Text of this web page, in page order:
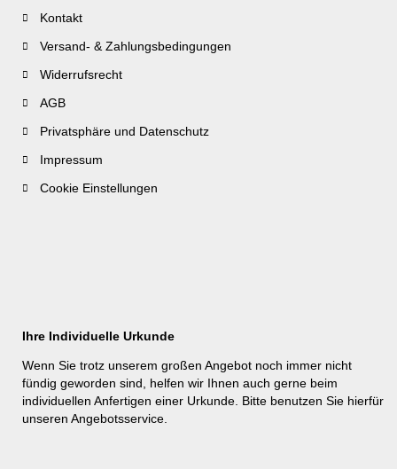
Kontakt
Versand- & Zahlungsbedingungen
Widerrufsrecht
AGB
Privatsphäre und Datenschutz
Impressum
Cookie Einstellungen
Ihre Individuelle Urkunde
Wenn Sie trotz unserem großen Angebot noch immer nicht
fündig geworden sind, helfen wir Ihnen auch gerne beim
individuellen Anfertigen einer Urkunde. Bitte benutzen Sie hierfür
unseren Angebotsservice